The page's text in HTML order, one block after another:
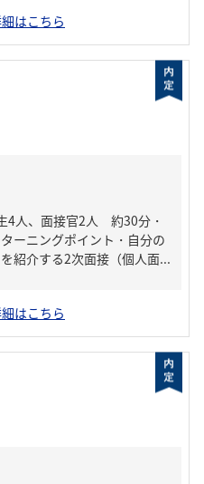
はこちら
4人、面接官2人 約30分・
ーニングポイント・自分の
紹介する2次面接（個人面...
はこちら